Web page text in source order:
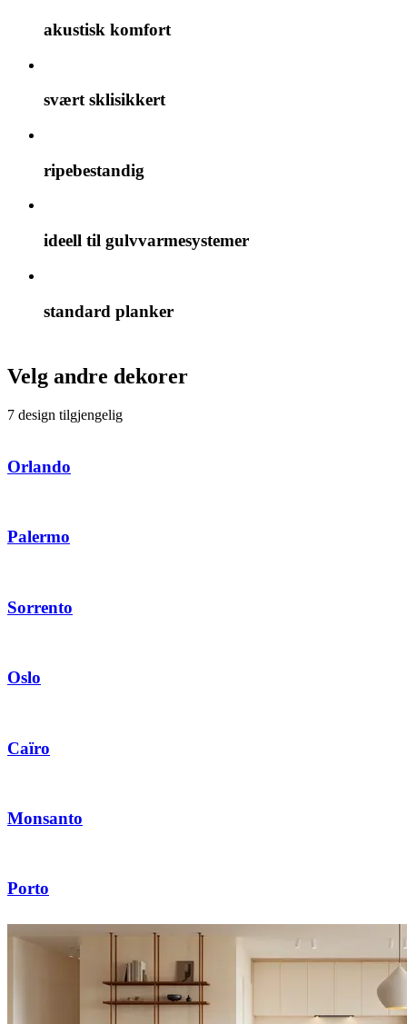
akustisk komfort
svært sklisikkert
ripebestandig
ideell til gulvvarmesystemer
standard planker
Velg andre dekorer
7 design tilgjengelig
Orlando
Palermo
Sorrento
Oslo
Caïro
Monsanto
Porto